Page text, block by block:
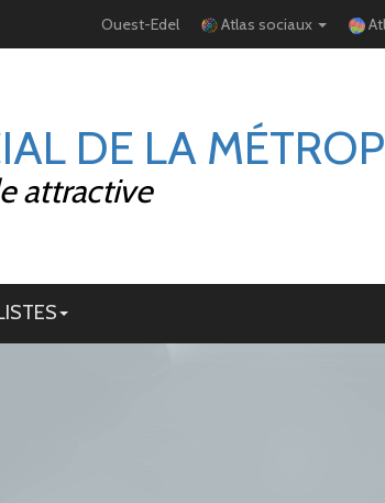
Ouest-Edel Atlas sociaux
DE LA
attractive